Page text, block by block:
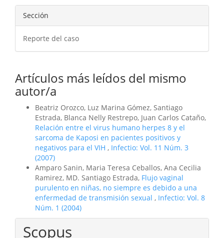
Sección
Reporte del caso
Artículos más leídos del mismo
autor/a
Beatriz Orozco, Luz Marina Gómez, Santiago
Estrada, Blanca Nelly Restrepo, Juan Carlos Cataño,
Relación entre el virus humano herpes 8 y el
sarcoma de Kaposi en pacientes positivos y
negativos para el VIH , Infectio: Vol. 11 Núm. 3
(2007)
Amparo Sanin, Maria Teresa Ceballos, Ana Cecilia
Ramirez, MD. Santiago Estrada, Flujo vaginal
purulento en niñas, no siempre es debido a una
enfermedad de transmisión sexual , Infectio: Vol. 8
Núm. 1 (2004)
Scopus